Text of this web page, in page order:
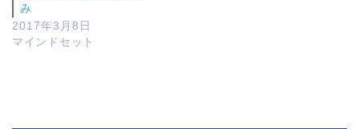
み
2017年3月8日
マインドセット